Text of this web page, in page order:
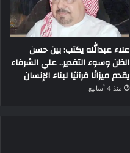
علاء عبدالله يكتب: بين حسن
الظن وسوء التقدير.. علي الشرفاء
يقدم ميزانًا قرآنيًا لبناء الإنسان
منذ 4 أسابيع